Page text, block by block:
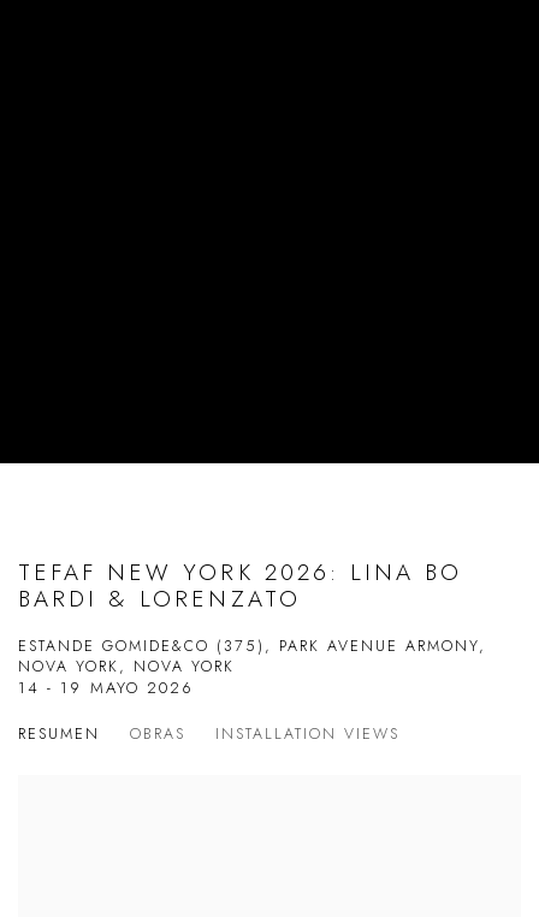
TEFAF NEW YORK 2026: LINA BO
BARDI & LORENZATO
ESTANDE GOMIDE&CO (375), PARK AVENUE ARMONY,
NOVA YORK, NOVA YORK
14 - 19 MAYO 2026
RESUMEN OBRAS INSTALLATION VIEWS